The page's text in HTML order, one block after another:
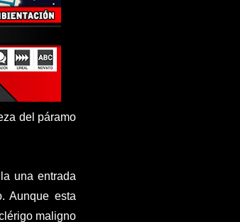
del páramo
una entrada
Aunque esta
maligno